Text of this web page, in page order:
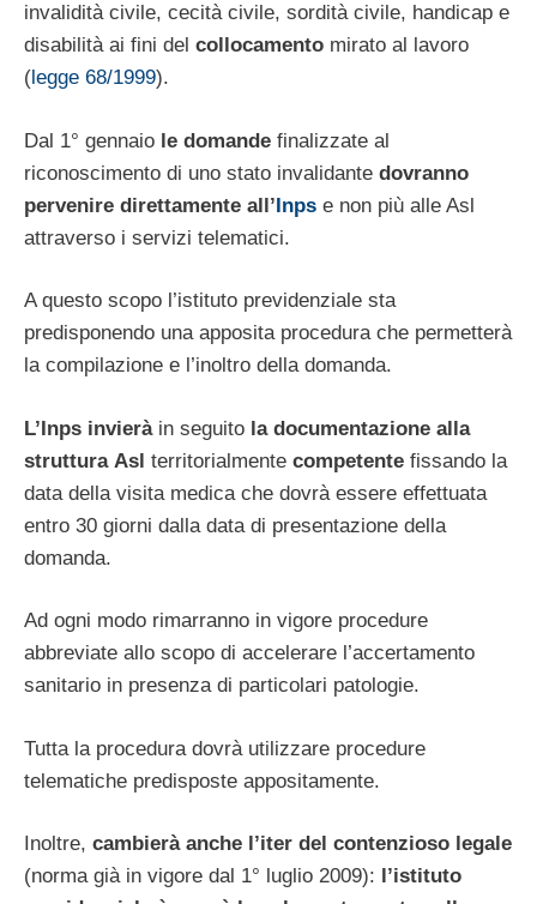
invalidità civile, cecità civile, sordità civile, handicap e
disabilità ai fini del collocamento mirato al lavoro
( legge 68/1999).
Dal 1° gennaio le domande finalizzate al
riconoscimento di uno stato invalidante dovranno
pervenire direttamente all’Inps e non più alle Asl
attraverso i servizi telematici.
A questo scopo l’istituto previdenziale sta
predisponendo una apposita procedura che permetterà
la compilazione e l’inoltro della domanda.
L’Inps invieràin seguito la documentazione alla
struttura Asl territorialmente competente fissando la
data della visita medica che dovrà essere effettuata
entro 30 giorni dalla data di presentazione della
domanda.
Ad ogni modo rimarranno in vigore procedure
abbreviate allo scopo di accelerare l’accertamento
sanitario in presenza di particolari patologie.
Tutta la procedura dovrà utilizzare procedure
telematiche predisposte appositamente.
Inoltre, cambierà anche l’iter del contenzioso legale
(norma già in vigore dal 1° luglio 2009):
l’istituto